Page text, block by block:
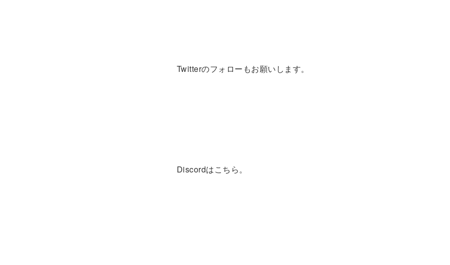
Twitterのフォローもお願いします。
Discordはこちら。